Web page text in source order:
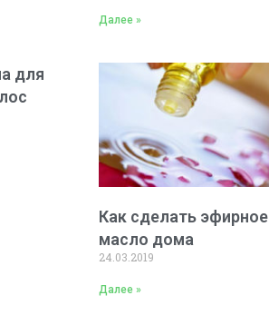
Далее »
для
Как сделать эфирное
масло дома
24.03.2019
Далее »